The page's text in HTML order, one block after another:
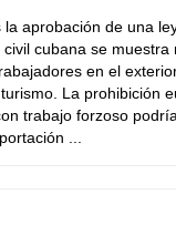
aprobación de una
cubana se muestra
en el
La prohibición
trabajo forzoso
...